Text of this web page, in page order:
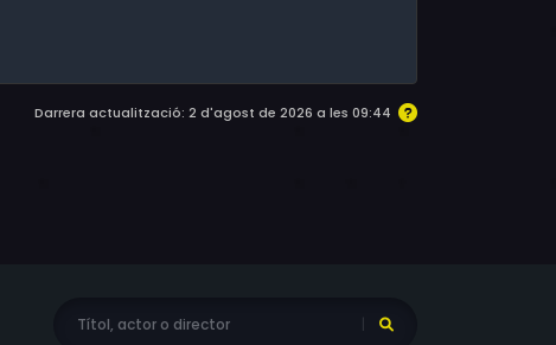
Darrera actualització: 2 d'agost de 2026 a les 09:44